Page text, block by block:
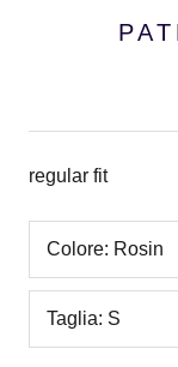
regular fit
Colore: Rosin
Taglia: S